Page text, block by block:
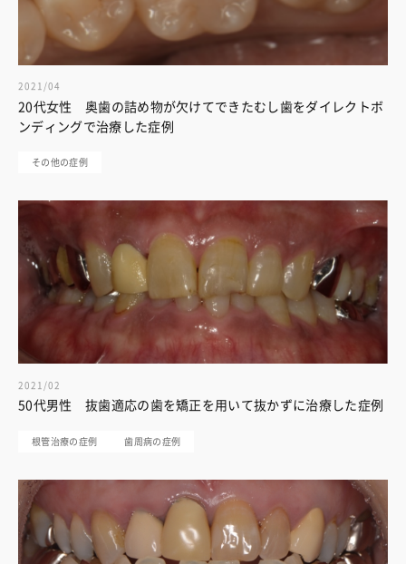
2021/04
20代女性 奥歯の詰め物が欠けてできたむし歯をダイレクトボ
ンディングで治療した症例
その他の症例
2021/02
50代男性 抜歯適応の歯を矯正を用いて抜かずに治療した症例
根管治療の症例 歯周病の症例